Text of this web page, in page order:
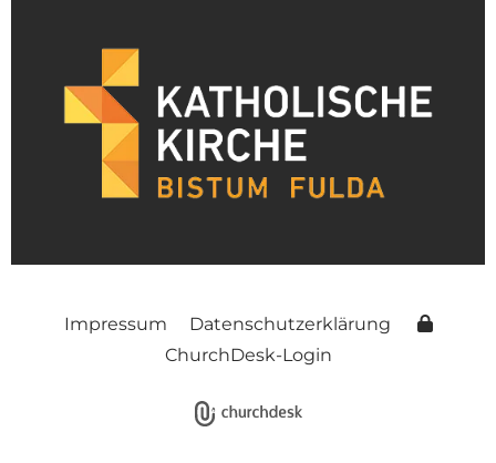
Impressum
Datenschutzerklärung
ChurchDesk-Login